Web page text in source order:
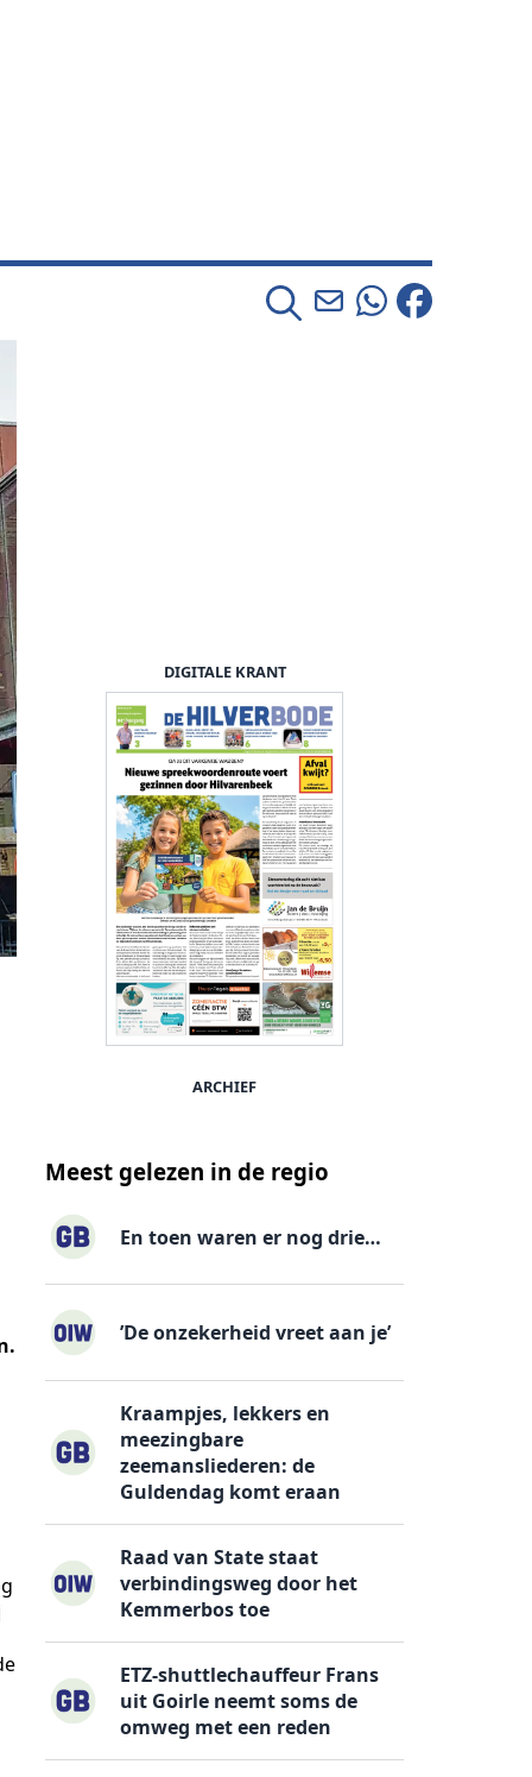
DIGITALE KRANT
ARCHIEF
Meest gelezen in de regio
En toen waren er nog drie…
’De onzekerheid vreet aan je’
Kraampjes, lekkers en
meezingbare
zeemansliederen: de
Guldendag komt eraan
Raad van State staat
verbindingsweg door het
Kemmerbos toe
ETZ-shuttlechauffeur Frans
uit Goirle neemt soms de
omweg met een reden